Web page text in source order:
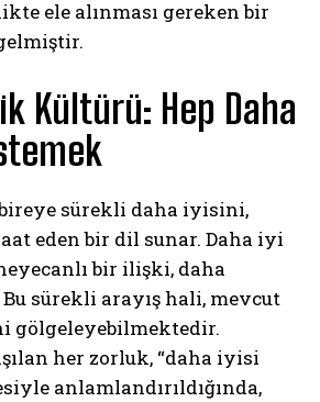
ele alınması gereken bir
Kültürü: Hep Daha
sürekli daha iyisini,
eden bir dil sunar. Daha iyi
bir ilişki, daha
sürekli arayış hali, mevcut
gölgeleyebilmektedir.
her zorluk, “daha iyisi
anlamlandırıldığında,